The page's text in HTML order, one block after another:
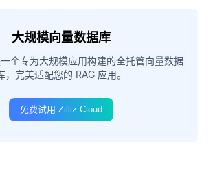
大规模向量数据库
个专为大规模应用构建的全托管向量数据
，完美适配您的 RAG 应用。
免费试用 Zilliz Cloud